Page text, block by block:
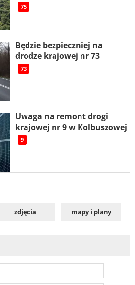
75
Będzie bezpieczniej na
drodze krajowej nr 73
73
Uwaga na remont drogi
krajowej nr 9 w Kolbuszowej
9
zdjęcia mapy i plany